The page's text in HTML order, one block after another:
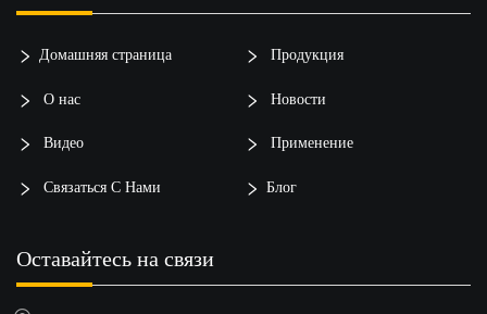
Домашняя страница Продукция
О нас Новости
Видео Применение
Связаться С Нами Блог
Оставайтесь на связи